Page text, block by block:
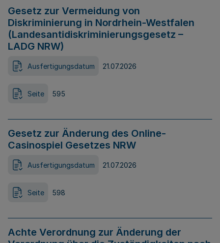
Gesetz zur Vermeidung von
Diskriminierung in Nordrhein-Westfalen
(Landesantidiskriminierungsgesetz –
LADG NRW)
Ausfertigungsdatum 21.07.2026
Seite 595
Gesetz zur Änderung des Online-
Casinospiel Gesetzes NRW
Ausfertigungsdatum 21.07.2026
Seite 598
Achte Verordnung zur Änderung der